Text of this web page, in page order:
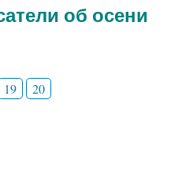
об осени
19 20